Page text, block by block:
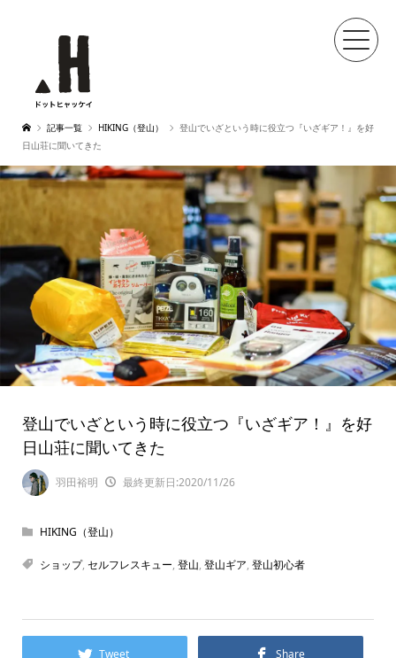
記事一覧 HIKING（登山）
登山でいざという時に役立つ『いざギア！』を好
日山荘に聞いてきた
登山でいざという時に役立つ『いざギア！』を好
日山荘に聞いてきた
羽田裕明 最終更新日:2020/11/26
HIKING（登山）
ショップ, セルフレスキュー, 登山, 登山ギア, 登山初心者
Tweet Share